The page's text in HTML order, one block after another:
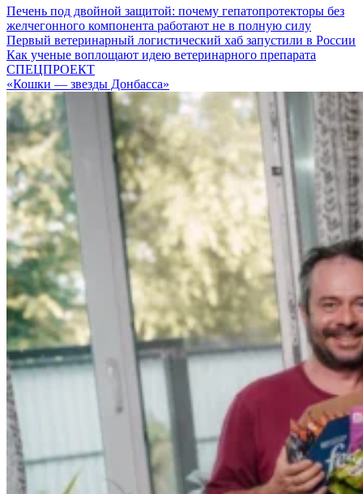
Печень под двойной защитой: почему гепатопротекторы без
желчегонного компонента работают не в полную силу
Первый ветеринарный логистический хаб запустили в России
Как ученые воплощают идею ветеринарного препарата
СПЕЦПРОЕКТ
«Кошки — звезды Донбасса»